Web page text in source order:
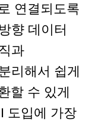
연결되도록
향 데이터
과
리해서 쉽게
할 수 있게
도입에 가장